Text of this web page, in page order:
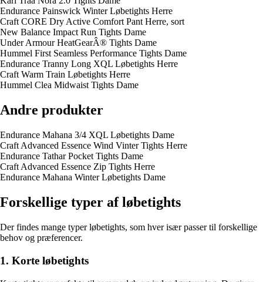
Endurance Painswick Winter Løbetights Herre
Craft CORE Dry Active Comfort Pant Herre, sort
New Balance Impact Run Tights Dame
Under Armour HeatGearÂ® Tights Dame
Hummel First Seamless Performance Tights Dame
Endurance Tranny Long XQL Løbetights Herre
Craft Warm Train Løbetights Herre
Hummel Clea Midwaist Tights Dame
Andre produkter
Endurance Mahana 3/4 XQL Løbetights Dame
Craft Advanced Essence Wind Vinter Tights Herre
Endurance Tathar Pocket Tights Dame
Craft Advanced Essence Zip Tights Herre
Endurance Mahana Winter Løbetights Dame
Forskellige typer af løbetights
Der findes mange typer løbetights, som hver især passer til forskellige
behov og præferencer.
1. Korte løbetights